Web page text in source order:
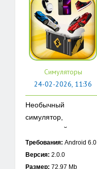
Симуляторы
24-02-2026, 11:36
Необычный
симулятор,
сочетающий в ...
Требования: Android 6.0
Версия: 2.0.0
Размер: 72.97 Mb